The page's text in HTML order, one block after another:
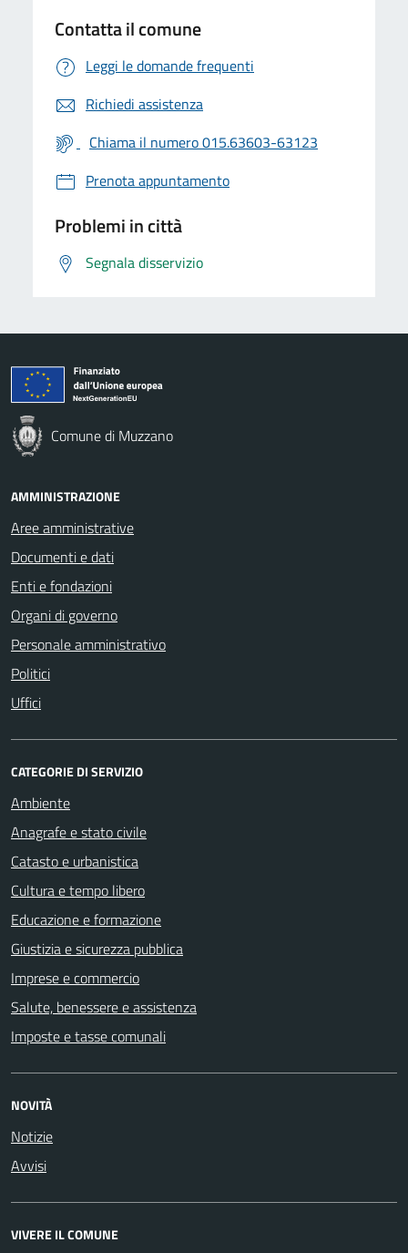
Contatta il comune
Leggi le domande frequenti
Richiedi assistenza
Chiama il numero 015.63603-63123
Prenota appuntamento
Problemi in città
Segnala disservizio
Comune di Muzzano
AMMINISTRAZIONE
Aree amministrative
Documenti e dati
Enti e fondazioni
Organi di governo
Personale amministrativo
Politici
Uffici
CATEGORIE DI SERVIZIO
Ambiente
Anagrafe e stato civile
Catasto e urbanistica
Cultura e tempo libero
Educazione e formazione
Giustizia e sicurezza pubblica
Imprese e commercio
Salute, benessere e assistenza
Imposte e tasse comunali
NOVITÀ
Notizie
Avvisi
VIVERE IL COMUNE